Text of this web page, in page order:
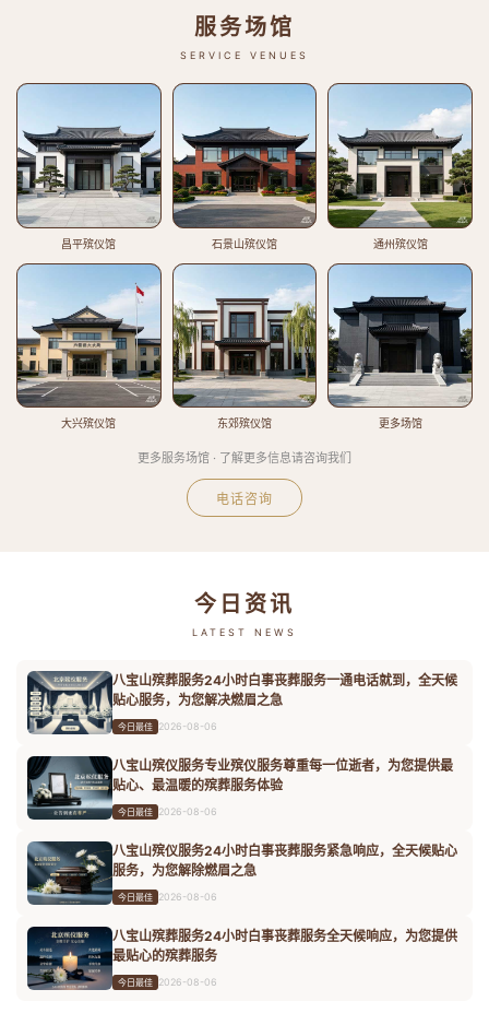
服务场馆
SERVICE VENUES
昌平殡仪馆 石景山殡仪馆 通州殡仪馆
大兴殡仪馆 东郊殡仪馆 更多场馆
更多服务场馆 · 了解更多信息请咨询我们
电话咨询
今日资讯
LATEST NEWS
八宝山殡葬服务24小时白事丧葬服务一通电话就到，全天候
贴心服务，为您解决燃眉之急
今日最佳 2026-08-06
八宝山殡仪服务专业殡仪服务尊重每一位逝者，为您提供最
贴心、最温暖的殡葬服务体验
今日最佳 2026-08-06
八宝山殡仪服务24小时白事丧葬服务紧急响应，全天候贴心
服务，为您解除燃眉之急
今日最佳 2026-08-06
八宝山殡葬服务24小时白事丧葬服务全天候响应，为您提供
最贴心的殡葬服务
今日最佳 2026-08-06